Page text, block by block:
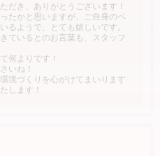
だき、ありがとうございます！
たかと思いますが、ご自身のペ
るようで、とても嬉しいです。
ているとのお言葉も、スタッフ
何よりです！
いね！
境づくりを心がけてまいります
します！